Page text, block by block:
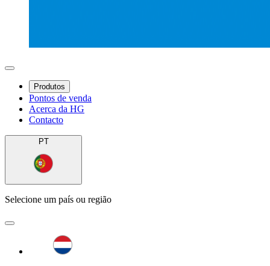
Produtos
Pontos de venda
Acerca da HG
Contacto
PT
Selecione um país ou região